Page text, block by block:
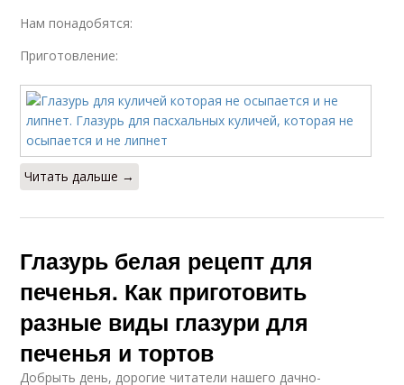
Нам понадобятся:
Приготовление:
Читать дальше →
Глазурь белая рецепт для
печенья. Как приготовить
разные виды глазури для
печенья и тортов
Добрыть день, дорогие читатели нашего дачно-